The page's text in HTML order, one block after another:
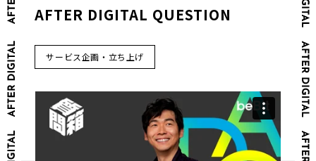
AFTER DIGITAL QUESTION
サービス企画・立ち上げ